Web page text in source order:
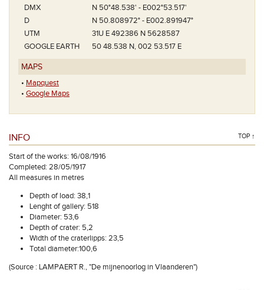
DMX
N 50°48.538' - E002°53.517'
D
N 50.808972° - E002.891947°
UTM
31U E 492386 N 5628587
GOOGLE EARTH
50 48.538 N, 002 53.517 E
MAPS
• Mapquest
• Google Maps
INFO TOP ↑
Start of the works: 16/08/1916
Completed: 28/05/1917
All measures in metres
Depth of load: 38,1
Lenght of gallery: 518
Diameter: 53,6
Depth of crater: 5,2
Width of the craterlipps: 23,5
Total diameter:100,6
(Source : LAMPAERT R., "De mijnenoorlog in Vlaanderen")